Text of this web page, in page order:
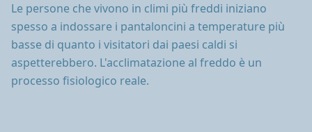
Le persone che vivono in climi più freddi iniziano
spesso a indossare i pantaloncini a temperature più
basse di quanto i visitatori dai paesi caldi si
aspetterebbero. L'acclimatazione al freddo è un
processo fisiologico reale.